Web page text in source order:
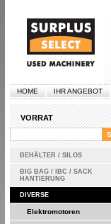
HOME IHR ANGEBOT
VORRAT
BEHÄLTER / SILOS
BIG BAG / IBC / SACK
HANTIERUNG
DIVERSE
Elektromotoren